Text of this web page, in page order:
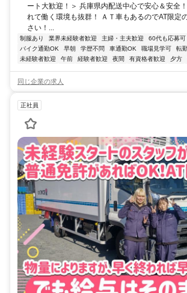
ート大歓迎！＞ 兵庫県内配送中心で安心＆安全
れて働く環境も抜群！ ＡＴ車もあるのでAT限定
さい！...
制服あり 業界未経験者歓迎 主婦・主夫歓迎 60代も応募可
バイク通勤OK
早朝 学歴不問 車通勤OK 職場見学可 転
未経験者歓迎
午前 経験者歓迎 夜間 有資格者歓迎 夕方
同じ企業の求人
正社員